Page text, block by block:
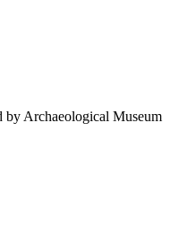
Archaeological Museum